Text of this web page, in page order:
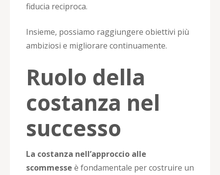
fiducia reciproca.
Insieme, possiamo raggiungere obiettivi più
ambiziosi e migliorare continuamente.
Ruolo della
costanza nel
successo
La costanza nell’approccio alle
scommesse è fondamentale per costruire un